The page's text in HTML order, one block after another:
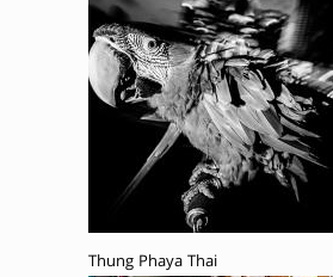
Thung Phaya Thai